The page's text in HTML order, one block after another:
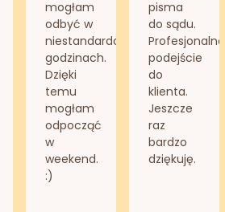
mogłam
odbyć w
niestandardowych
godzinach.
Dzięki
temu
mogłam
odpocząć
w
weekend.
:)
pisma
do sądu.
Profesjonalne
podejście
do
klienta.
Jeszcze
raz
bardzo
dziękuję.